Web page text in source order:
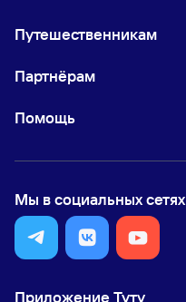
Путешественникам
Партнёрам
Помощь
Мы в социальных сетях
Приложение Туту